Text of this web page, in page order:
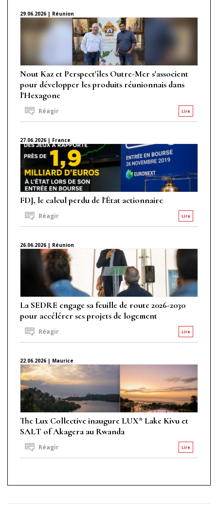
29.06.2026 | Réunion
Nout Kaz et Perspect'îles Outre-Mer s'associent
pour développer les produits réunionnais dans
l'Hexagone
Lire
Réagir
27.06.2026 | France
FDJ, le calcul perdu de l'État actionnaire
Lire
Réagir
26.06.2026 | Réunion
La SEDRE engage sa feuille de route 2026-2030
pour accélérer ses projets de logement
Lire
Réagir
22.06.2026 | Maurice
The Lux Collective inaugure LUX* Lake Kivu et
SALT of Akagera au Rwanda
Lire
Réagir